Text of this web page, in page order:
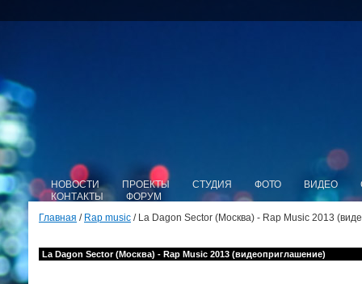
НОВОСТИ ПРОЕКТЫ СТУДИЯ ФОТО ВИДЕО
КОНТАКТЫ
ФОРУМ
Главная / Rap music / La Dagon Sector (Москва) - Rap Music 2013
La Dagon Sector (Москва) - Rap Music 2013 (видеоприглашение)